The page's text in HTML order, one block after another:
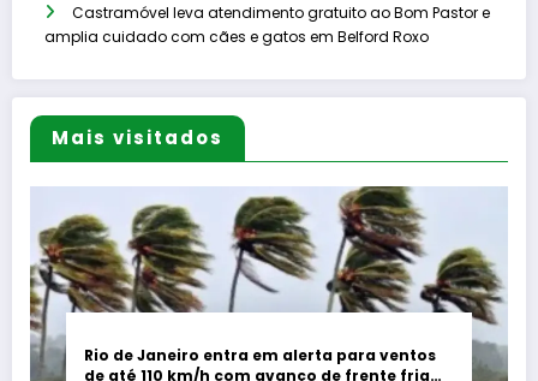
Castramóvel leva atendimento gratuito ao Bom Pastor e
amplia cuidado com cães e gatos em Belford Roxo
Mais visitados
Rio de Janeiro entra em alerta para ventos
de até 110 km/h com avanço de frente fria